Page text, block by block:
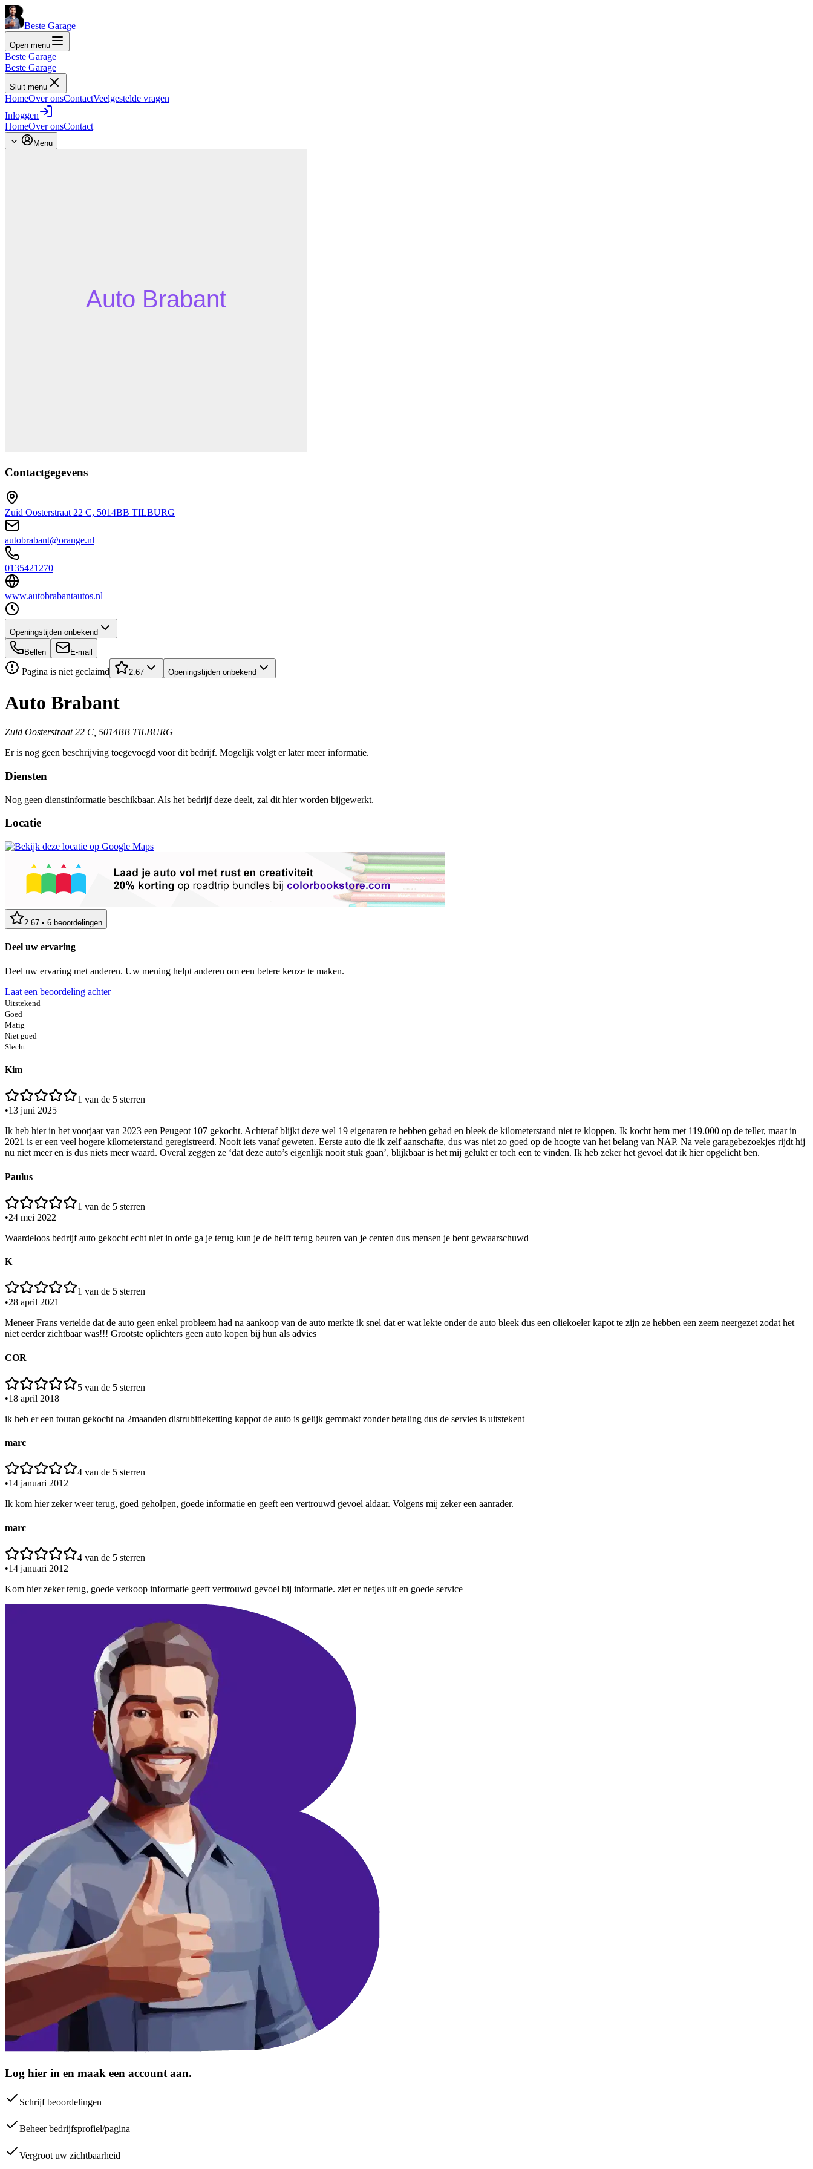
Beste Garage
Open menu
Beste Garage
Beste Garage
Sluit menu
HomeOver onsContactVeelgestelde vragen
Inloggen
HomeOver onsContact
Menu
Contactgegevens
Zuid Oosterstraat 22 C, 5014BB TILBURG
autobrabant@orange.nl
0135421270
www.autobrabantautos.nl
Openingstijden onbekend
Bellen E-mail
Pagina is niet geclaimd 2.67 Openingstijden onbekend
Auto Brabant
Zuid Oosterstraat 22 C, 5014BB TILBURG
Er is nog geen beschrijving toegevoegd voor dit bedrijf. Mogelijk volgt er later meer informatie.
Diensten
Nog geen dienstinformatie beschikbaar. Als het bedrijf deze deelt, zal dit hier worden bijgewerkt.
Locatie
2.67 • 6 beoordelingen
Deel uw ervaring
Deel uw ervaring met anderen. Uw mening helpt anderen om een betere keuze te maken.
Laat een beoordeling achter
Uitstekend
Goed
Matig
Niet goed
Slecht
Kim
1 van de 5 sterren
•13 juni 2025
Ik heb hier in het voorjaar van 2023 een Peugeot 107 gekocht. Achteraf blijkt deze wel 19 eigenaren te hebben gehad en bleek de kilometerstand niet te kloppen. Ik kocht hem met 119.000 op de teller, maar in
2021 is er een veel hogere kilometerstand geregistreerd. Nooit iets vanaf geweten. Eerste auto die ik zelf aanschafte, dus was niet zo goed op de hoogte van het belang van NAP. Na vele garagebezoekjes rijdt hij
nu niet meer en is dus niets meer waard. Overal zeggen ze ‘dat deze auto’s eigenlijk nooit stuk gaan’, blijkbaar is het mij gelukt er toch een te vinden. Ik heb zeker het gevoel dat ik hier opgelicht ben.
Paulus
1 van de 5 sterren
•24 mei 2022
Waardeloos bedrijf auto gekocht echt niet in orde ga je terug kun je de helft terug beuren van je centen dus mensen je bent gewaarschuwd
K
1 van de 5 sterren
•28 april 2021
Meneer Frans vertelde dat de auto geen enkel probleem had na aankoop van de auto merkte ik snel dat er wat lekte onder de auto bleek dus een oliekoeler kapot te zijn ze hebben een zeem neergezet zodat het
niet eerder zichtbaar was!!! Grootste oplichters geen auto kopen bij hun als advies
COR
5 van de 5 sterren
•18 april 2018
ik heb er een touran gekocht na 2maanden distrubitieketting kappot de auto is gelijk gemmakt zonder betaling dus de servies is uitstekent
marc
4 van de 5 sterren
•14 januari 2012
Ik kom hier zeker weer terug, goed geholpen, goede informatie en geeft een vertrouwd gevoel aldaar. Volgens mij zeker een aanrader.
marc
4 van de 5 sterren
•14 januari 2012
Kom hier zeker terug, goede verkoop informatie geeft vertrouwd gevoel bij informatie. ziet er netjes uit en goede service
Log hier in en maak een account aan.
Schrijf beoordelingen
Beheer bedrijfsprofiel/pagina
Vergroot uw zichtbaarheid